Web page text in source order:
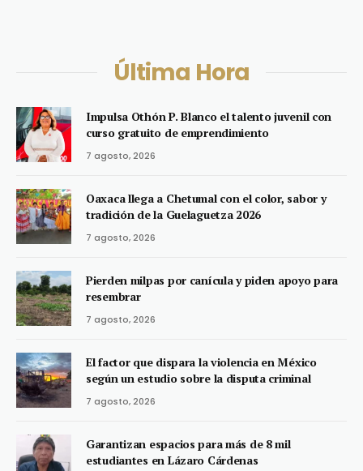
Última Hora
Impulsa Othón P. Blanco el talento juvenil con
curso gratuito de emprendimiento
7 agosto, 2026
Oaxaca llega a Chetumal con el color, sabor y
tradición de la Guelaguetza 2026
7 agosto, 2026
Pierden milpas por canícula y piden apoyo para
resembrar
7 agosto, 2026
El factor que dispara la violencia en México
según un estudio sobre la disputa criminal
7 agosto, 2026
Garantizan espacios para más de 8 mil
estudiantes en Lázaro Cárdenas